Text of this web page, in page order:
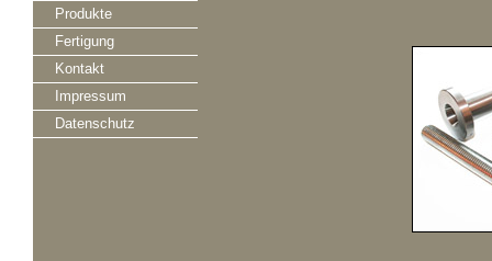
Produkte
Fertigung
Kontakt
Impressum
Datenschutz